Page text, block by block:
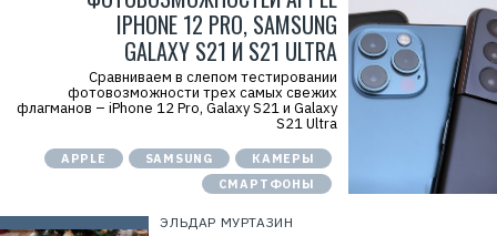
IPHONE 12 PRO, SAMSUNG
GALAXY S21 И S21 ULTRA
Сравниваем в слепом тестировании
фотовозможности трех самых свежих
флагманов – iPhone 12 Pro, Galaxy S21 и Galaxy
S21 Ultra
APPLE SAMSUNG
КАМЕРЫ
СМАРТФОНЫ
ЭЛЬДАР МУРТАЗИН